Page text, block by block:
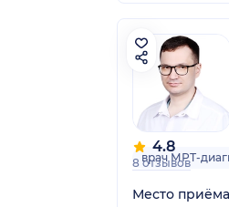
4.8
8 отзывов
врач МРТ-
Место